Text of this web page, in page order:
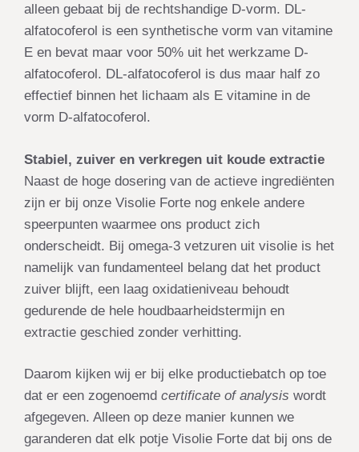
alleen gebaat bij de rechtshandige D-vorm. DL-
alfatocoferol is een synthetische vorm van vitamine
E en bevat maar voor 50% uit het werkzame D-
alfatocoferol. DL-alfatocoferol is dus maar half zo
effectief binnen het lichaam als E vitamine in de
vorm D-alfatocoferol.
Stabiel, zuiver en verkregen uit koude extractie
Naast de hoge dosering van de actieve ingrediënten
zijn er bij onze Visolie Forte nog enkele andere
speerpunten waarmee ons product zich
onderscheidt. Bij omega-3 vetzuren uit visolie is het
namelijk van fundamenteel belang dat het product
zuiver blijft, een laag oxidatieniveau behoudt
gedurende de hele houdbaarheidstermijn en
extractie geschied zonder verhitting.
Daarom kijken wij er bij elke productiebatch op toe
dat er een zogenoemd certificate of analysis wordt
afgegeven. Alleen op deze manier kunnen we
garanderen dat elk potje Visolie Forte dat bij ons de